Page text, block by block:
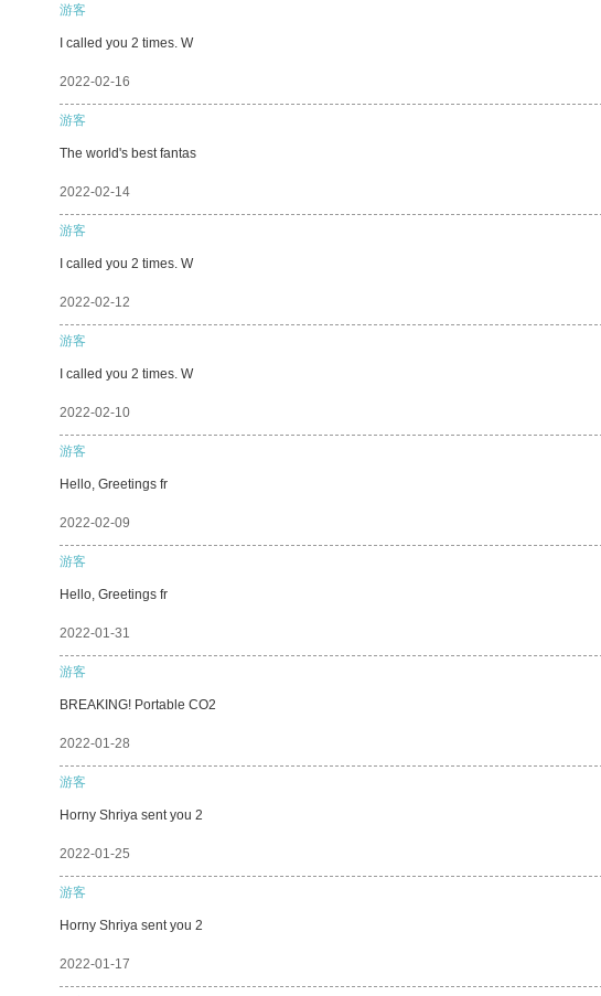
游客
I called you 2 times. W
2022-02-16
游客
The world's best fantas
2022-02-14
游客
I called you 2 times. W
2022-02-12
游客
I called you 2 times. W
2022-02-10
游客
Hello, Greetings fr
2022-02-09
游客
Hello, Greetings fr
2022-01-31
游客
BREAKING! Portable CO2
2022-01-28
游客
Horny Shriya sent you 2
2022-01-25
游客
Horny Shriya sent you 2
2022-01-17